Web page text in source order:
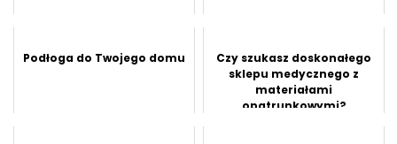
Podłoga do Twojego domu
Czy szukasz doskonałego
sklepu medycznego z
materiałami
opatrunkowymi?